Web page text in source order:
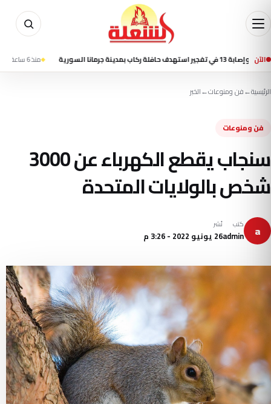
الآن
السورية منذ 6 ساعة تسنيم:
الرئيسية←فن ومنوعات←الخبر
فن ومنوعات
سنجاب يقطع الكهرباء عن 3000
شخص بالولايات المتحدة
a كتب
admin
نُشر
26 يونيو 2022 - 3:26 م